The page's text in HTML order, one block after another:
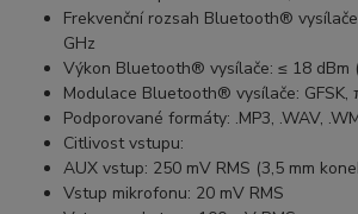
Frekvenční rozsah Bluetooth®
GHz
Výkon Bluetooth® vysílače: ≤ 18 dBm
Modulace Bluetooth® vysílače: GFSK,
Podporované formáty: .MP3, .WAV,
Citlivost vstupu:
AUX vstup: 250 mV RMS (3,5 mm
Vstup mikrofonu: 20 mV RMS